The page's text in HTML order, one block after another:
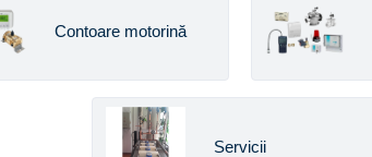
Contoare motorină
Servicii